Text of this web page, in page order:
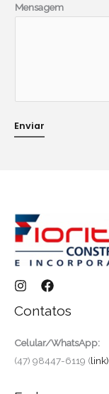
E
T
o
n
e
Mensagem
Enviar
Contatos
Celular/WhatsApp:
(47) 98447-6119 (link)